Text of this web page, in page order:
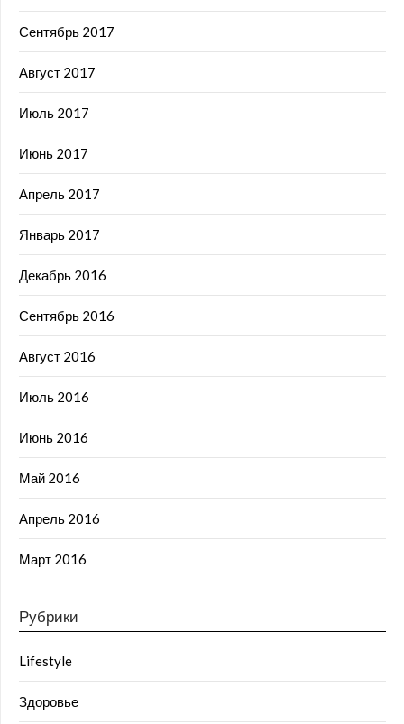
Сентябрь 2017
Август 2017
Июль 2017
Июнь 2017
Апрель 2017
Январь 2017
Декабрь 2016
Сентябрь 2016
Август 2016
Июль 2016
Июнь 2016
Май 2016
Апрель 2016
Март 2016
Рубрики
Lifestyle
Здоровье